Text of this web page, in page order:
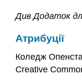
Див Додаток
Атрибуції
Коледж
Creative